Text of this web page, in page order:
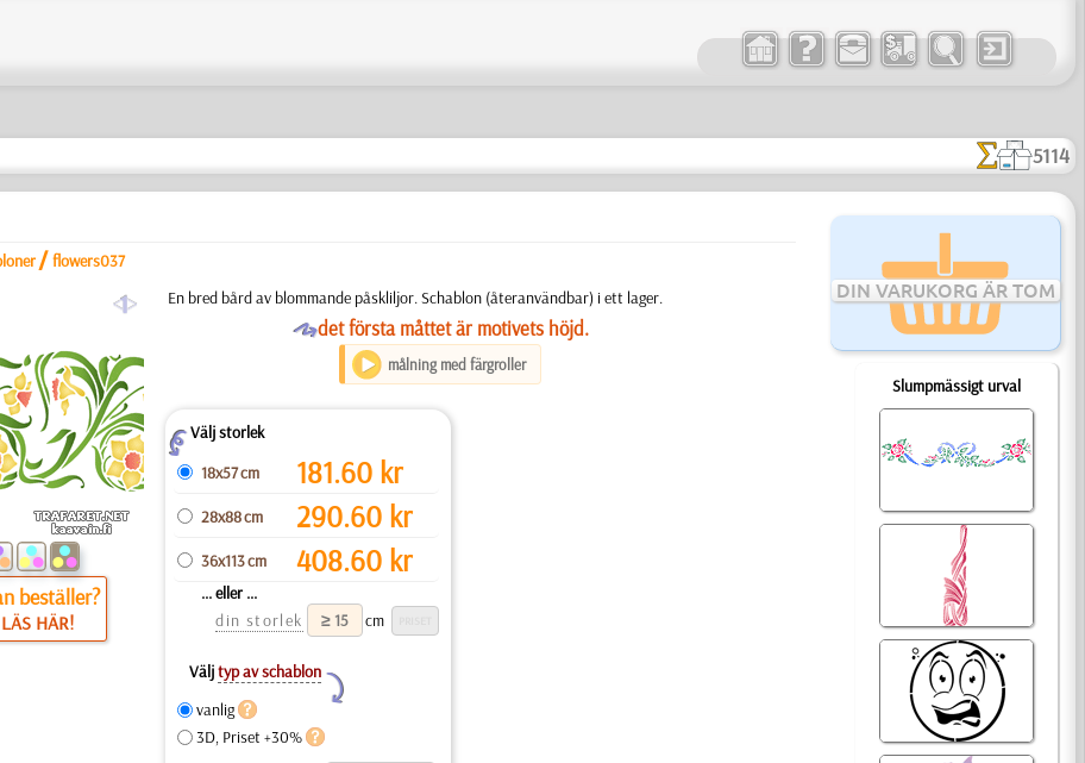
5114
DIN VARUKORG ÄR TOM
Slumpmässigt urval
/flowers037
a
beställer?
LÄS HÄR!
En bred bård av blommande påskliljor. Schablon (återanvändbar) i ett lager.
Odet första måttet är motivets höjd.
målning med färgroller
ZVälj storlek
18x57 cm
181.60kr
28x88 cm 290.60kr
36x113 cm 408.60kr
... eller ...
din storlek
cm
Väljtyp av schablon
Y
vanlig
3D, Priset +30%